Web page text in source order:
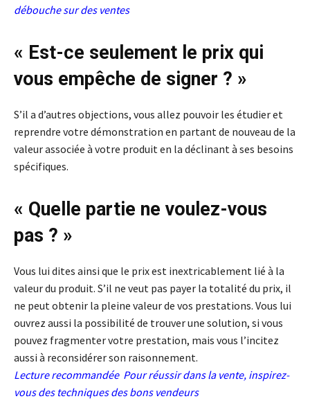
débouche sur des ventes
« Est-ce seulement le prix qui
vous empêche de signer ? »
S’il a d’autres objections, vous allez pouvoir les étudier et
reprendre votre démonstration en partant de nouveau de la
valeur associée à votre produit en la déclinant à ses besoins
spécifiques.
« Quelle partie ne voulez-vous
pas ? »
Vous lui dites ainsi que le prix est inextricablement lié à la
valeur du produit. S’il ne veut pas payer la totalité du prix, il
ne peut obtenir la pleine valeur de vos prestations. Vous lui
ouvrez aussi la possibilité de trouver une solution, si vous
pouvez fragmenter votre prestation, mais vous l’incitez
aussi à reconsidérer son raisonnement.
Lecture recommandée Pour réussir dans la vente, inspirez-
vous des techniques des bons vendeurs